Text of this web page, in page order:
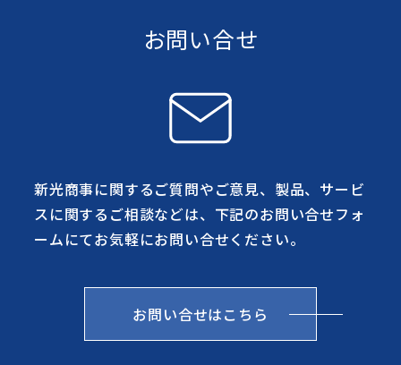
お問い合せ
新光商事に関するご質問やご意見、製品、サービ
スに関するご相談などは、下記のお問い合せフォ
ームにてお気軽にお問い合せください。
お問い合せはこちら